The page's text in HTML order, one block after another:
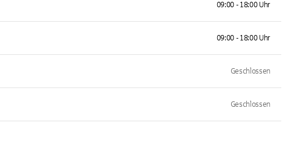
09:00 - 18:00 Uhr
09:00 - 18:00 Uhr
Geschlossen
Geschlossen